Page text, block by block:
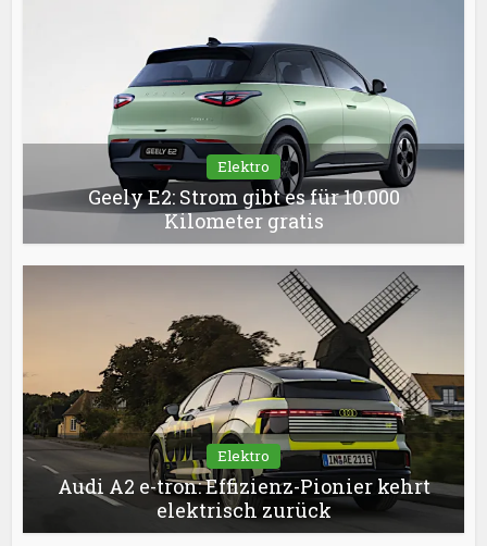
Elektro
Geely E2: Strom gibt es für 10.000
Kilometer gratis
Elektro
Audi A2 e-tron: Effizienz-Pionier kehrt
elektrisch zurück